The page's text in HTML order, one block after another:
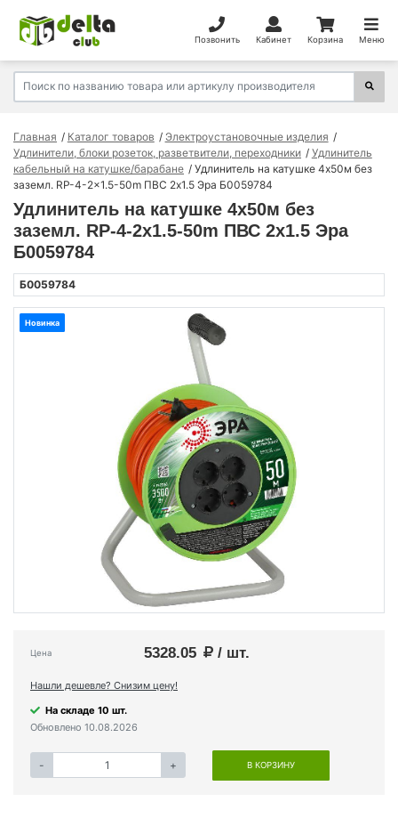
Позвонить Кабинет Корзина Меню
Главная Каталог товаров
Электроустановочные изделия
Удлинители, блоки розеток, разветвители, переходники
Удлинитель
кабельный на катушке/барабане
Удлинитель на катушке 4х50м без
заземл. RP-4-2x1.5-50m ПВС 2х1.5 Эра Б0059784
Удлинитель на катушке 4х50м без
заземл. RP-4-2x1.5-50m ПВС 2х1.5 Эра
Б0059784
Б0059784
Новинка
Цена 5328.05 / шт.
Нашли дешевле? Снизим цену!
На складе 10 шт.
Обновлено 10.08.2026
- + В КОРЗИНУ